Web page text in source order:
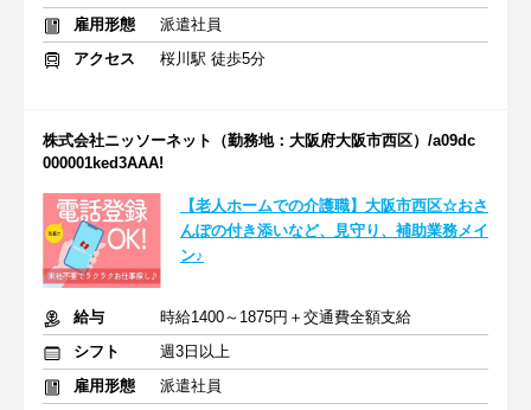
雇用形態
派遣社員
アクセス
桜川駅 徒歩5分
株式会社ニッソーネット（勤務地：大阪府大阪市西区）/a09dc
000001ked3AAA!
【老人ホームでの介護職】大阪市西区☆おさ
んぽの付き添いなど、見守り、補助業務メイ
ン♪
給与
時給1400～1875円＋交通費全額支給
シフト
週3日以上
雇用形態
派遣社員